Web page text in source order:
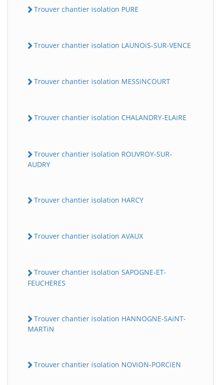
Trouver chantier isolation PURE
Trouver chantier isolation LAUNOiS-SUR-VENCE
Trouver chantier isolation MESSiNCOURT
Trouver chantier isolation CHALANDRY-ELAiRE
Trouver chantier isolation ROUVROY-SUR-
AUDRY
Trouver chantier isolation HARCY
Trouver chantier isolation AVAUX
Trouver chantier isolation SAPOGNE-ET-
FEUCHERES
Trouver chantier isolation HANNOGNE-SAiNT-
MARTiN
Trouver chantier isolation NOViON-PORCiEN